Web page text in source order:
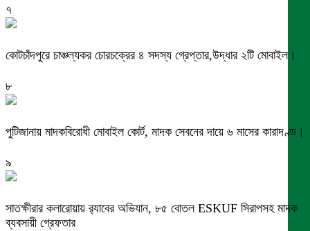
৭
কোটচাঁদপুরে চাঞ্চল্যকর চোরচক্রের ৪ সদস্য গ্রেপ্তার,উদ্ধার ২টি মোবাইল।
৮
পুটিজানায় মাদকবিরোধী মোবাইল কোর্ট, মাদক সেবনের দায়ে ৬ মাসের কারাদণ্ড।
৯
সাতক্ষীরার কলারোয়ায় র‍্যাবের অভিযান, ৮৫ বোতল ESKUF সিরাপসহ মাদক
ব্যবসায়ী গ্রেফতার